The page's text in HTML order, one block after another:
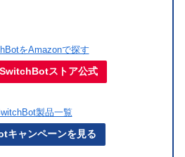
をAmazonで探す
ストア公式
製品一覧
キャンペーンを見る